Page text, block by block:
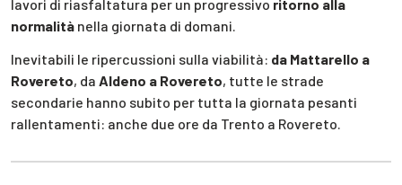
lavori di riasfaltatura per un progressivo ritorno alla
normalità nella giornata di domani.
Inevitabili le ripercussioni sulla viabilità: da Mattarello a
Rovereto, da Aldeno a Rovereto, tutte le strade
secondarie hanno subito per tutta la giornata pesanti
rallentamenti: anche due ore da Trento a Rovereto.